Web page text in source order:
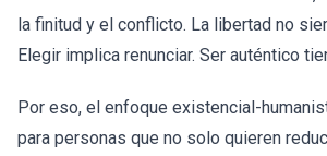
la finitud y el conflicto. La libertad no
Elegir implica renunciar. Ser auténtico
Por eso, el enfoque existencial-
para personas que no solo quieren